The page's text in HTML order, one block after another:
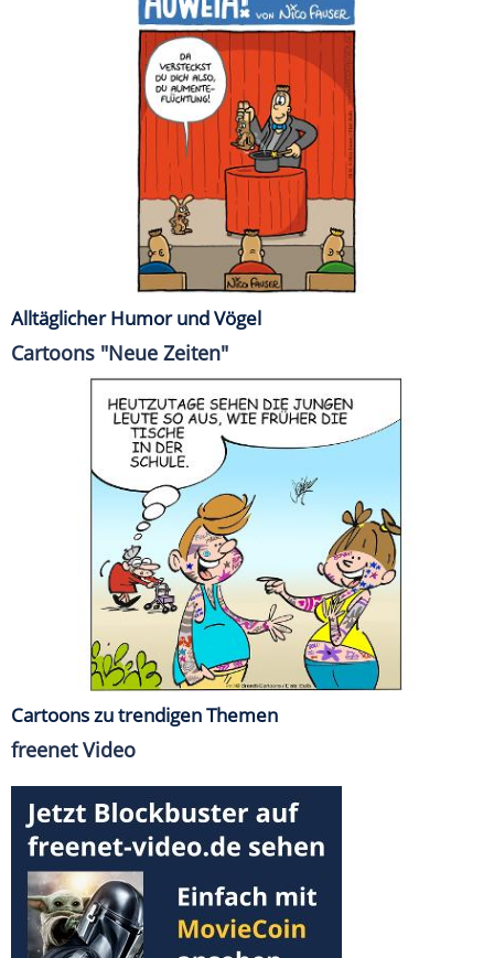
Alltäglicher Humor und Vögel
Cartoons "Neue Zeiten"
Cartoons zu trendigen Themen
freenet Video